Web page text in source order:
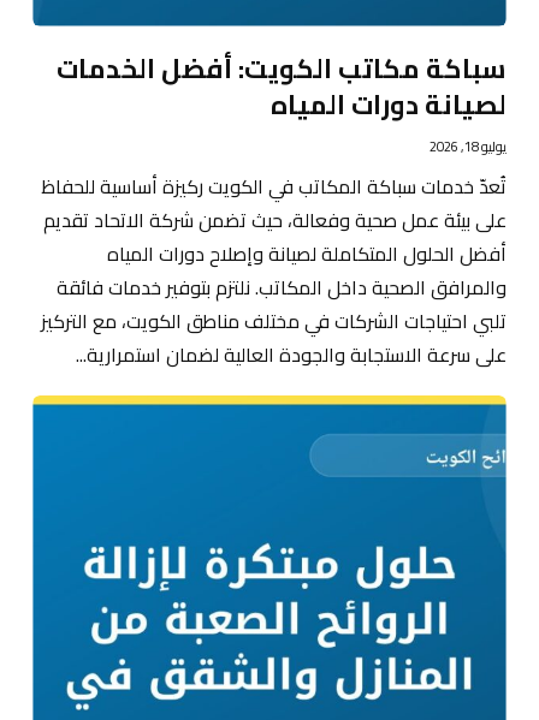
سباكة مكاتب الكويت: أفضل الخدمات
لصيانة دورات المياه
يوليو 18, 2026
تُعدّ خدمات سباكة المكاتب في الكويت ركيزة أساسية للحفاظ
على بيئة عمل صحية وفعالة، حيث تضمن شركة الاتحاد تقديم
أفضل الحلول المتكاملة لصيانة وإصلاح دورات المياه
والمرافق الصحية داخل المكاتب. نلتزم بتوفير خدمات فائقة
تلبي احتياجات الشركات في مختلف مناطق الكويت، مع التركيز
على سرعة الاستجابة والجودة العالية لضمان استمرارية...